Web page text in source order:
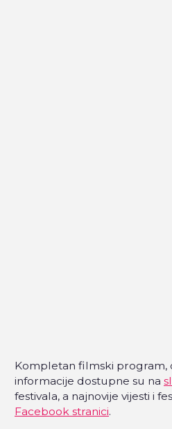
Kompletan filmski program,
informacije dostupne su na
festivala, a najnovije vijesti i
Facebook stranici.